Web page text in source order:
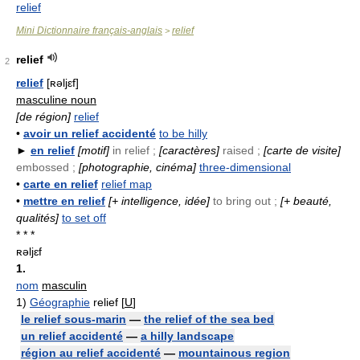
relief
Mini Dictionnaire français-anglais > relief
2
relief
relief [ʀəljεf]
masculine noun
[de région] relief
• avoir un relief accidenté to be hilly
► en relief [motif] in relief ; [caractères] raised ; [carte de visite]
embossed ; [photographie, cinéma] three-dimensional
• carte en relief relief map
• mettre en relief [+ intelligence, idée] to bring out ; [+ beauté,
qualités] to set off
* * *
ʀəljɛf
1.
nom masculin
1) Géographie relief [U]
le relief sous-marin — the relief of the sea bed
un relief accidenté — a hilly landscape
région au relief accidenté — mountainous region